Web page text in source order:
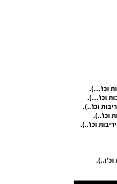
וכו’…).
וכו’…).
וכו’..).
וכו’..).
וכו’..).